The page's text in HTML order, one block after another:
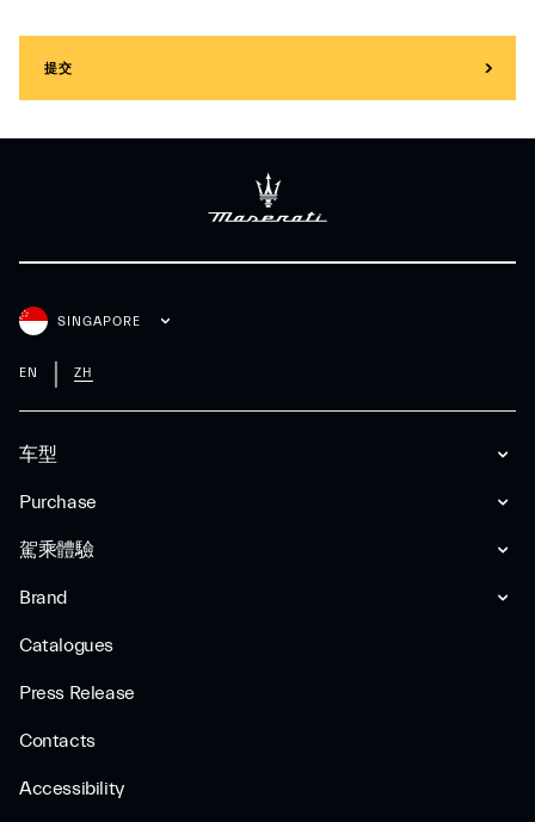
提交
车型
Purchase
駕乘體驗
Brand
Catalogues
Press Release
Contacts
Accessibility
SINGAPORE
EN ZH